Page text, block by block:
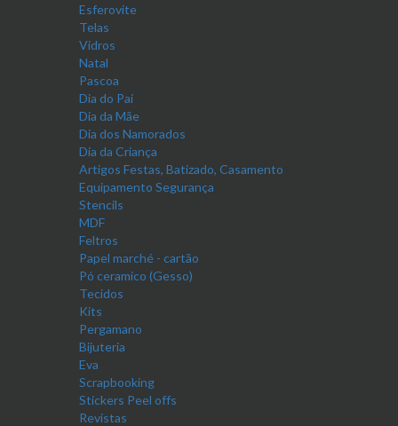
Esferovite
Telas
Vidros
Natal
Pascoa
Dia do Pai
Dia da Mãe
Dia dos Namorados
Dia da Criança
Artigos Festas, Batizado, Casamento
Equipamento Segurança
Stencils
MDF
Feltros
Papel marché - cartão
Pó ceramico (Gesso)
Tecidos
Kits
Pergamano
Bijuteria
Eva
Scrapbooking
Stickers Peel offs
Revistas